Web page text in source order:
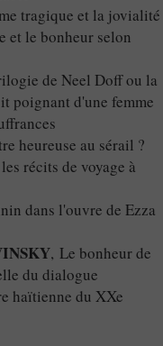
tragique et la jovialité
et le bonheur selon
de Neel Doff ou la
poignant d'une femme
heureuse au sérail ?
récits de voyage à
dans l'ouvre de Ezza
, Le bonheur de
du dialogue
haïtienne du XXe